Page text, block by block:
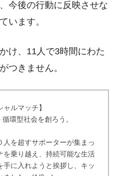
今後の行動に反映させな
います。
け、11人で3時間にわた
つきません。
ャルマッチ】
環型社会を創ろう。
人を超すサポーターが集まっ
を乗り越え、持続可能な生活
手に入れようと挨拶し、キッ